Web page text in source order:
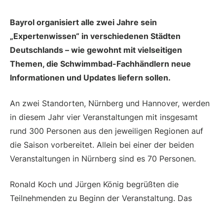
Bayrol organisiert alle zwei Jahre sein
„Expertenwissen“ in verschiedenen Städten
Deutschlands – wie gewohnt mit vielseitigen
Themen, die Schwimmbad-Fachhändlern neue
Informationen und Updates liefern sollen.
An zwei Standorten, Nürnberg und Hannover, werden
in diesem Jahr vier Veranstaltungen mit insgesamt
rund 300 Personen aus den jeweiligen Regionen auf
die Saison vorbereitet. Allein bei einer der beiden
Veranstaltungen in Nürnberg sind es 70 Personen.
Ronald Koch und Jürgen König begrüßten die
Teilnehmenden zu Beginn der Veranstaltung. Das